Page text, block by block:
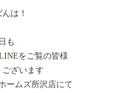
は！
も
をご覧の皆様
ございます
ームズ所沢店にて